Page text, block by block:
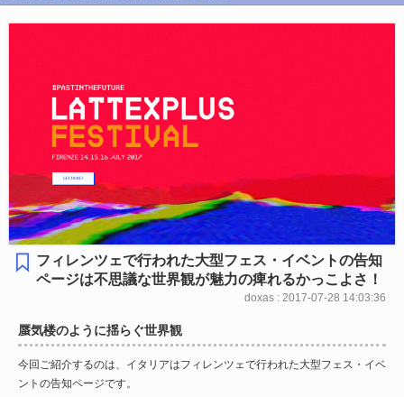
フィレンツェで行われた大型フェス・イベントの告知
ページは不思議な世界観が魅力の痺れるかっこよさ！
doxas : 2017-07-28 14:03:36
蜃気楼のように揺らぐ世界観
今回ご紹介するのは、イタリアはフィレンツェで行われた大型フェス・イベ
ントの告知ページです。